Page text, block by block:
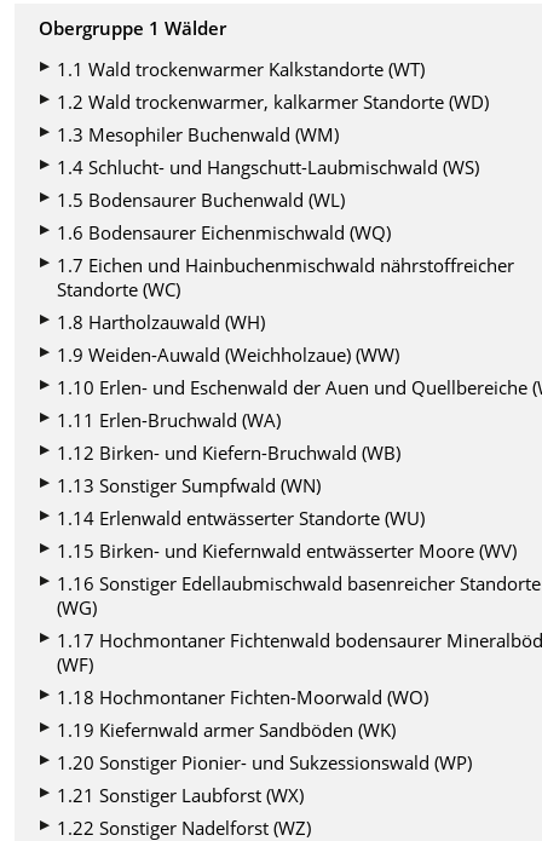
Obergruppe 1 Wälder
1.1 Wald trockenwarmer Kalkstandorte (WT)
1.2 Wald trockenwarmer, kalkarmer Standorte (WD)
1.3 Mesophiler Buchenwald (WM)
1.4 Schlucht- und Hangschutt-Laubmischwald (WS)
1.5 Bodensaurer Buchenwald (WL)
1.6 Bodensaurer Eichenmischwald (WQ)
1.7 Eichen und Hainbuchenmischwald nährstoffreicher
Standorte (WC)
1.8 Hartholzauwald (WH)
1.9 Weiden-Auwald (Weichholzaue) (WW)
1.10 Erlen- und Eschenwald der Auen und Quellbereiche
1.11 Erlen-Bruchwald (WA)
1.12 Birken- und Kiefern-Bruchwald (WB)
1.13 Sonstiger Sumpfwald (WN)
1.14 Erlenwald entwässerter Standorte (WU)
1.15 Birken- und Kiefernwald entwässerter Moore (WV)
1.16 Sonstiger Edellaubmischwald basenreicher Standorte
(WG)
1.17 Hochmontaner Fichtenwald bodensaurer
(WF)
1.18 Hochmontaner Fichten-Moorwald (WO)
1.19 Kiefernwald armer Sandböden (WK)
1.20 Sonstiger Pionier- und Sukzessionswald (WP)
1.21 Sonstiger Laubforst (WX)
1.22 Sonstiger Nadelforst (WZ)